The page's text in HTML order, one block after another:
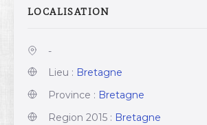
LOCALISATION
-
Lieu : Bretagne
Province : Bretagne
Region 2015 : Bretagne